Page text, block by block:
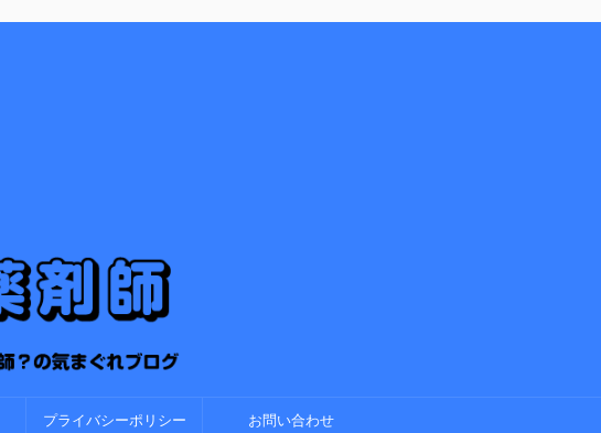
プライバシーポリシー お問い合わせ